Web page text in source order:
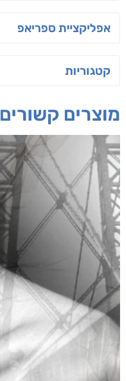
אפליקציית ספריאפ
קטגוריות
מוצרים קשורים